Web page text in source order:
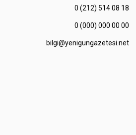
0 (212) 514 08 18
0 (000) 000 00 00
bilgi@yenigungazetesi.net